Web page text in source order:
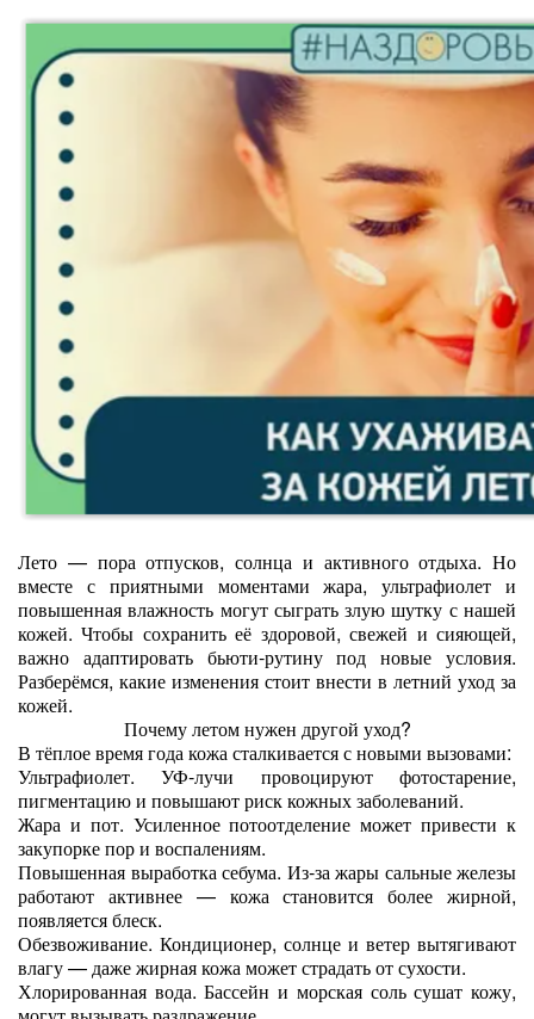
Лето — пора отпусков, солнца и активного отдыха. Но
вместе с приятными моментами жара, ультрафиолет и
повышенная влажность могут сыграть злую шутку с нашей
кожей. Чтобы сохранить её здоровой, свежей и сияющей,
важно адаптировать бьюти‑рутину под новые условия.
Разберёмся, какие изменения стоит внести в летний уход за
кожей.
Почему летом нужен другой уход?
В тёплое время года кожа сталкивается с новыми вызовами:
Ультрафиолет. УФ‑лучи провоцируют фотостарение,
пигментацию и повышают риск кожных заболеваний.
Жара и пот. Усиленное потоотделение может привести к
закупорке пор и воспалениям.
Повышенная выработка себума. Из‑за жары сальные железы
работают активнее — кожа становится более жирной,
появляется блеск.
Обезвоживание. Кондиционер, солнце и ветер вытягивают
влагу — даже жирная кожа может страдать от сухости.
Хлорированная вода. Бассейн и морская соль сушат кожу,